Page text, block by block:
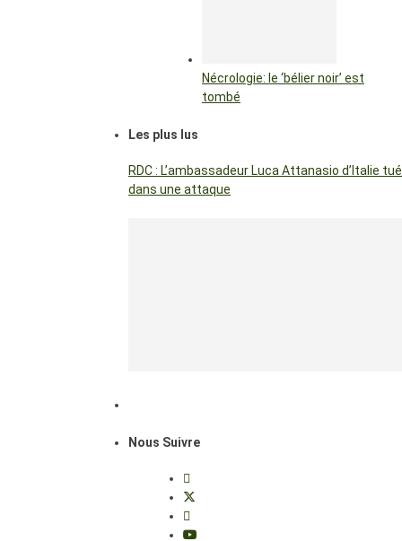
Nécrologie: le ‘bélier noir’ est
tombé
Les plus lus
RDC : L’ambassadeur Luca Attanasio d’Italie tué
dans une attaque
Nous Suivre